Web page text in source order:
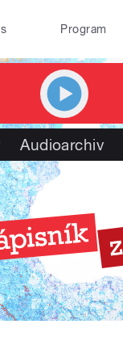
Program
Audioarchiv